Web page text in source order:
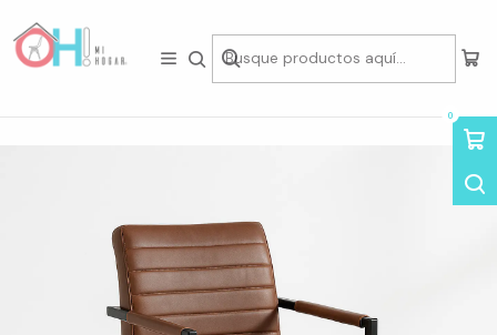
0
Inicio Asientos Sillas Sillas de Eco-Cuero Silla Brasilia Ecocuero